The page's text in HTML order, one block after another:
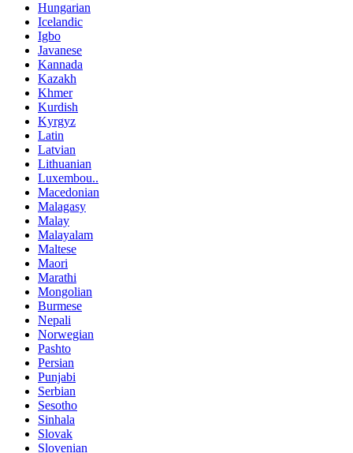
Hungarian
Icelandic
Igbo
Javanese
Kannada
Kazakh
Khmer
Kurdish
Kyrgyz
Latin
Latvian
Lithuanian
Luxembou..
Macedonian
Malagasy
Malay
Malayalam
Maltese
Maori
Marathi
Mongolian
Burmese
Nepali
Norwegian
Pashto
Persian
Punjabi
Serbian
Sesotho
Sinhala
Slovak
Slovenian